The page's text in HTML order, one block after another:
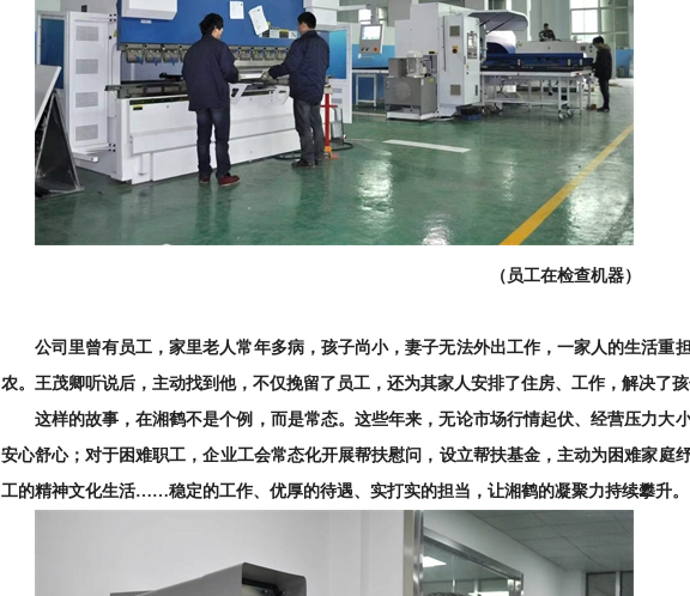
（员工在检查机器）
公司里曾有员工，家里老人常年多病，孩子尚小，妻子无法外出工作，一家人的生活重
农。王茂卿听说后，主动找到他，不仅挽留了员工，还为其家人安排了住房、工作，解决了
这样的故事，在湘鹤不是个例，而是常态。这些年来，无论市场行情起伏、经营压力大
安心舒心；对于困难职工，企业工会常态化开展帮扶慰问，设立帮扶基金，主动为困难家庭
工的精神文化生活……稳定的工作、优厚的待遇、实打实的担当，让湘鹤的凝聚力持续攀升。